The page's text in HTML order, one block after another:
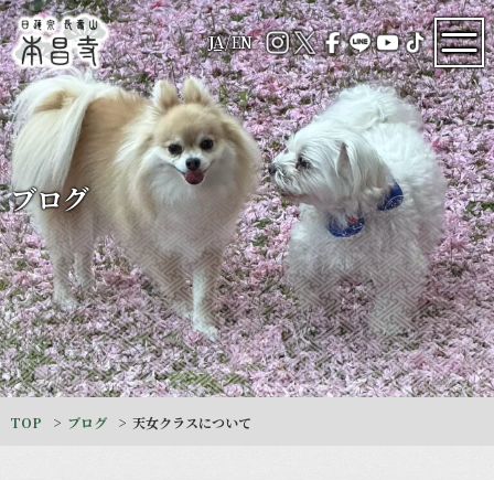
JA/EN
ブログ
TOP ブログ 天女クラスについて